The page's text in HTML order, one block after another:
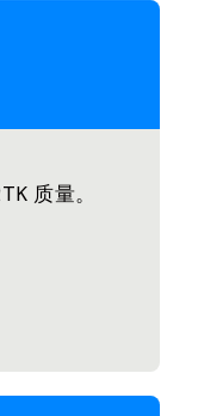
质量。